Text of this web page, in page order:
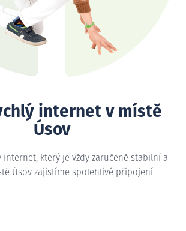
internet v místě
Úsov
internet, který je vždy zaručeně stabilní a
Úsov zajistíme spolehlivé připojení.